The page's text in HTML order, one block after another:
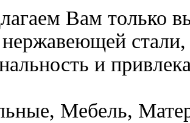
Вам только
и
Мебель,